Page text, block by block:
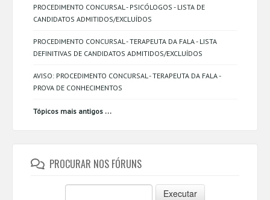
PROCEDIMENTO CONCURSAL - PSICÓLOGOS - LISTA DE
CANDIDATOS ADMITIDOS/EXCLUÍDOS
PROCEDIMENTO CONCURSAL - TERAPEUTA DA FALA - LISTA
DEFINITIVAS DE CANDIDATOS ADMITIDOS/EXCLUÍDOS
AVISO: PROCEDIMENTO CONCURSAL - TERAPEUTA DA FALA -
PROVA DE CONHECIMENTOS
Tópicos mais antigos ...
PROCURAR NOS FÓRUNS
Executar